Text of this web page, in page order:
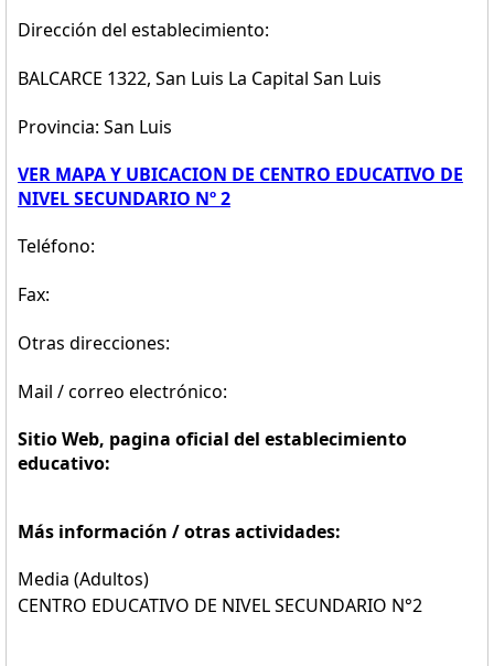
Dirección del establecimiento:
BALCARCE 1322, San Luis La Capital San Luis
Provincia: San Luis
VER MAPA Y UBICACION DE CENTRO EDUCATIVO DE
NIVEL SECUNDARIO Nº 2
Teléfono:
Fax:
Otras direcciones:
Mail / correo electrónico:
Sitio Web, pagina oficial del establecimiento
educativo:
Más información / otras actividades:
Media (Adultos)
CENTRO EDUCATIVO DE NIVEL SECUNDARIO N°2